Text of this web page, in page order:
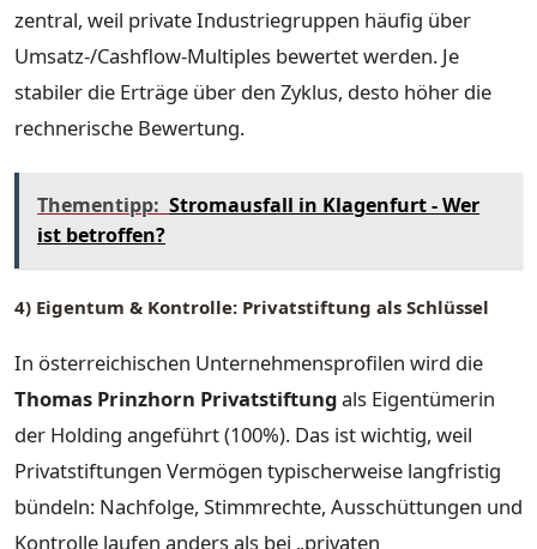
zentral, weil private Industriegruppen häufig über
Umsatz-/Cashflow-Multiples bewertet werden. Je
stabiler die Erträge über den Zyklus, desto höher die
rechnerische Bewertung.
Thementipp: Stromausfall in Klagenfurt - Wer
ist betroffen?
4) Eigentum & Kontrolle: Privatstiftung als Schlüssel
In österreichischen Unternehmensprofilen wird die
Thomas Prinzhorn Privatstiftungals Eigentümerin
der Holding angeführt (100%). Das ist wichtig, weil
Privatstiftungen Vermögen typischerweise langfristig
bündeln: Nachfolge, Stimmrechte, Ausschüttungen und
Kontrolle laufen anders als bei „privaten